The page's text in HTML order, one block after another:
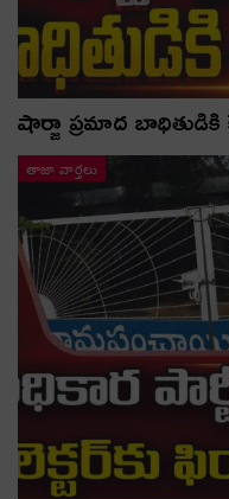
షార్జా ప్రమాద
తాజా వార్తలు